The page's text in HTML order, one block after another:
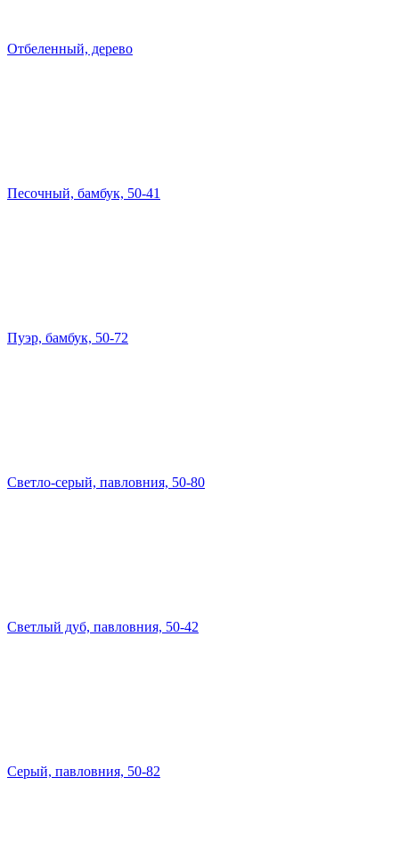
Отбеленный, дерево
Песочный, бамбук, 50-41
Пуэр, бамбук, 50-72
Светло-серый, павловния, 50-80
Светлый дуб, павловния, 50-42
Серый, павловния, 50-82